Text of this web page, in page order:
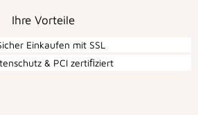
Ihre Vorteile
Einkaufen mit SSL
& PCI zertiﬁziert